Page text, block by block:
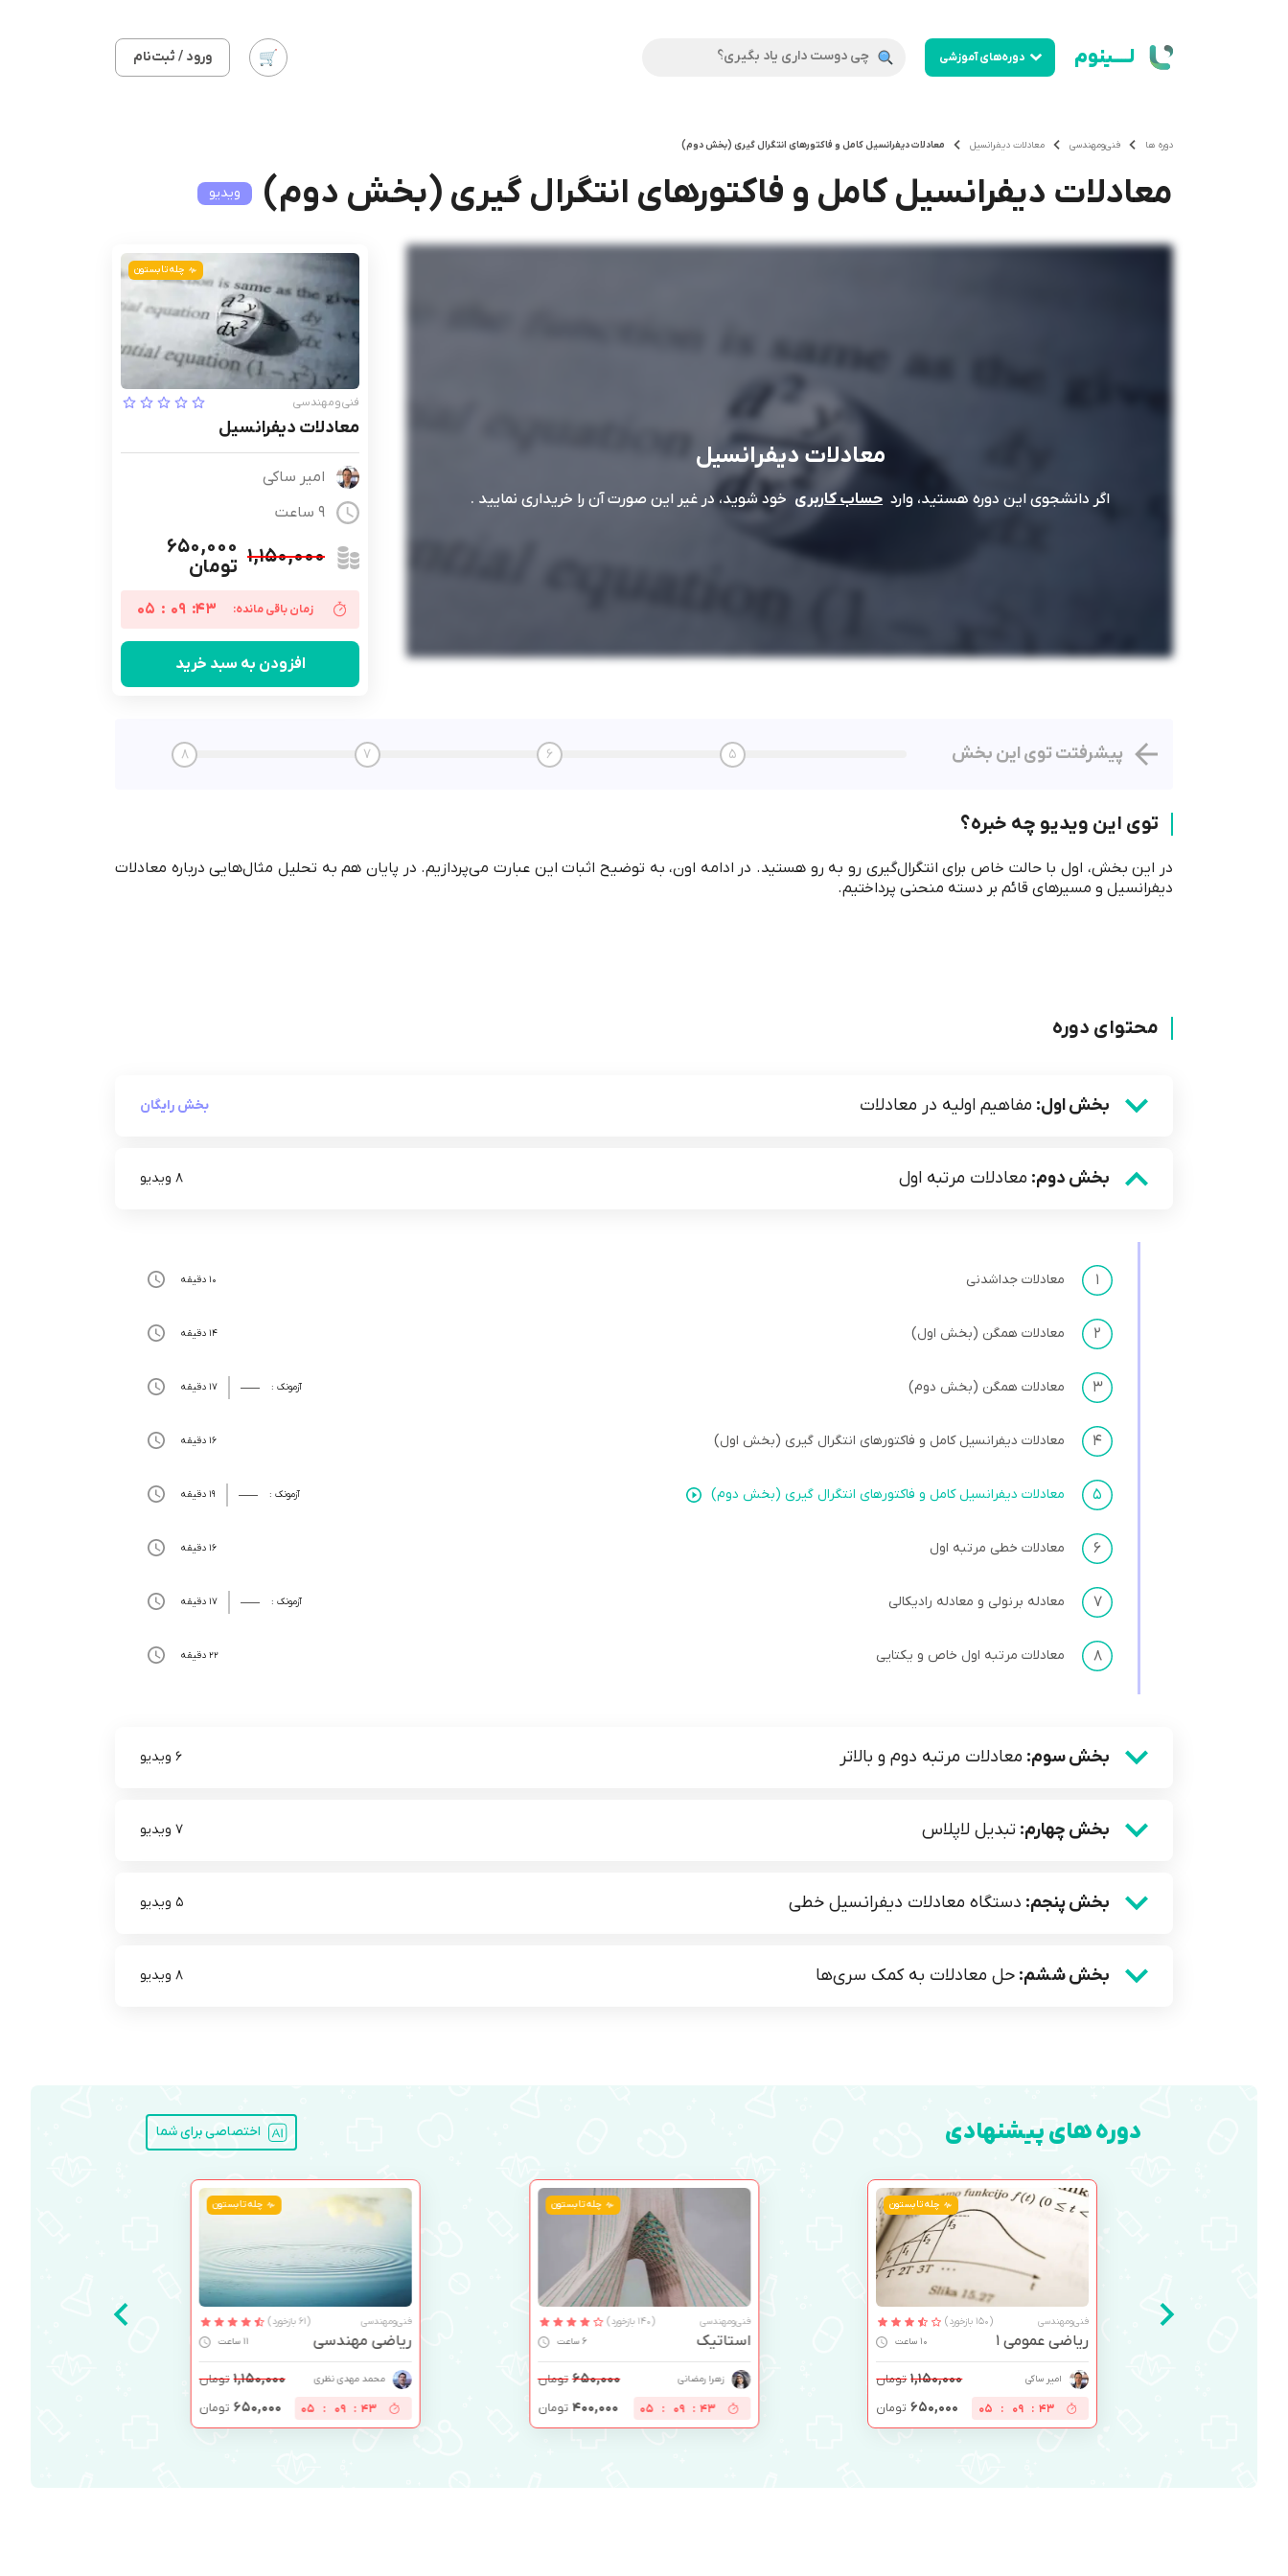
لــــینوم دوره‌های آموزشی ورود / ثبت‌نام
دوره ها فنی‌ومهندسی معادلات دیفرانسیل معادلات دیفرانسیل کامل و فاکتورهای انتگرال گیری (بخش دوم)
معادلات دیفرانسیل کامل و فاکتورهای انتگرال گیری (بخش دوم) ویدیو
معادلات دیفرانسیل
اگر دانشجوی این دوره هستید، وارد حساب کاربری خود شوید، در غیر این صورت آن را خریداری نمایید .
چله تابستون
فنی‌ومهندسی
معادلات دیفرانسیل
امیر ساکی
9 ساعت
۱,۱۵۰,۰۰۰ ۶۵۰,۰۰۰
تومان
زمان باقی مانده: 42
:
09
:
05
افزودن به سبد خرید
پیشرفتت توی این بخش 5
6
7
8
توی این ویدیو چه خبره؟
در این بخش، اول با حالت خاص برای انتگرال‌گیری رو به رو هستید. در ادامه اون، به توضیح اثبات این عبارت می‌پردازیم. در پایان هم به تحلیل مثال‌هایی درباره معادلات
دیفرانسیل و مسیرهای قائم بر دسته منحنی پرداختیم.
محتوای دوره
بخش اول: مفاهیم اولیه در معادلات بخش رایگان
بخش دوم: معادلات مرتبه اول 8 ویدیو
۱ معادلات جداشدنی 10 دقیقه
۲ معادلات همگن (بخش اول) 14 دقیقه
۳ معادلات همگن (بخش دوم) آزمونک : 17 دقیقه
۴ معادلات دیفرانسیل کامل و فاکتورهای انتگرال گیری (بخش اول) 16 دقیقه
۵ معادلات دیفرانسیل کامل و فاکتورهای انتگرال گیری (بخش دوم) آزمونک : 19 دقیقه
۶ معادلات خطی مرتبه اول 16 دقیقه
۷ معادله برنولی و معادله رادیکالی آزمونک : 17 دقیقه
۸ معادلات مرتبه اول خاص و یکتایی 22 دقیقه
بخش سوم: معادلات مرتبه دوم و بالاتر 6 ویدیو
بخش چهارم: تبدیل لاپلاس 7 ویدیو
بخش پنجم: دستگاه معادلات دیفرانسیل خطی 5 ویدیو
بخش ششم: حل معادلات به کمک سری‌ها 8 ویدیو
دوره های پیشنهادی اختصاصی برای شما
چله تابستون
فنی‌ومهندسی (150 بازخورد)
ریاضی عمومی 1 10 ساعت
امیر ساکی ۱,۱۵۰,۰۰۰ تومان
42
:
09
:
05 ۶۵۰,۰۰۰ تومان
چله تابستون
فنی‌ومهندسی (140 بازخورد)
استاتیک 6 ساعت
زهرا رمضانی ۶۵۰,۰۰۰ تومان
42
:
09
:
05 ۴۰۰,۰۰۰ تومان
چله تابستون
فنی‌ومهندسی (61 بازخورد)
ریاضی مهندسی 11 ساعت
محمد مهدی نظری ۱,۱۵۰,۰۰۰ تومان
42
:
09
:
05 ۶۵۰,۰۰۰ تومان